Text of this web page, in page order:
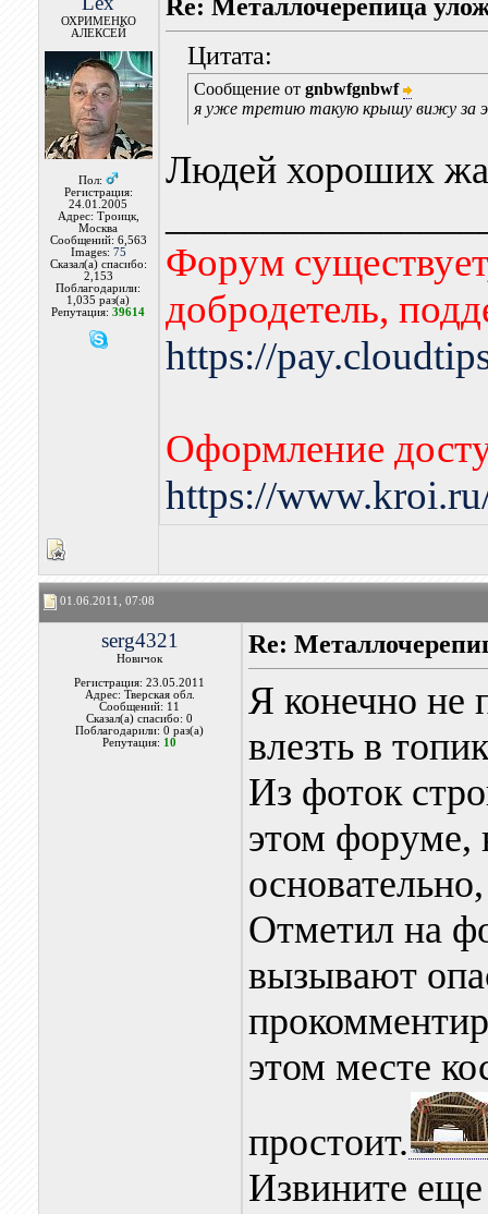
ОХРИМЕНКО
АЛЕКСЕЙ
Пол:
Регистрация:
24.01.2005
Адрес: Троицк,
Москва
Сообщений: 6,563
Images: 75
Сказал(а) спасибо:
2,153
Поблагодарили:
1,035 раз(а)
Репутация:39614
Re: Металлочерепица
Цитата:
Сообщение от gnbwfgnbwf
я уже третию такую крышу вижу за
Людей хороших
Форум
добродетель,
https://
Оформление
https://
01.06.2011, 07:08
serg4321
Новичок
Регистрация: 23.05.2011
Адрес: Тверская обл.
Сообщений: 11
Сказал(а) спасибо: 0
Поблагодарили: 0 раз(а)
Репутация: 10
Re:
Я конечно не
влезть в
Из фоток
этом форуме,
Отметил на
вызывают
этом месте
простоит.
Извините еще